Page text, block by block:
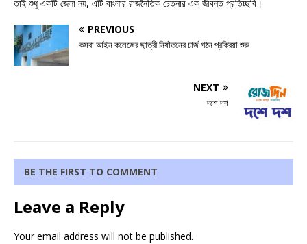
তাই শুধু একটি জেলা নয়, এটি বাংলার রাজনৈতিক চেতনার এক জীবন্ত প্রতিচ্ছবি।
PREVIOUS
কসবা আইন কলেজের ছাত্রী নির্যাতনের চার্জ গঠন প্রক্রিয়া শুরু
NEXT
দশে দশ
BE THE FIRST TO COMMENT
Leave a Reply
Your email address will not be published.